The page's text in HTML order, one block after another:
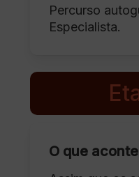
Percurso
Especialista.
O que